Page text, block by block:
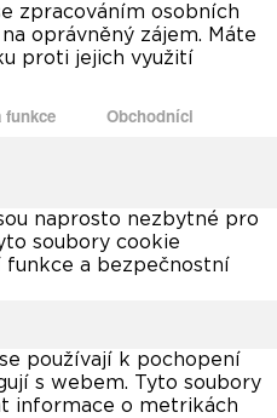
zpracováním osobních
oprávněný zájem. Máte
proti jejich využití
funkce Obchodníci
naprosto nezbytné pro
soubory cookie
funkce a bezpečnostní
používají k pochopení
s webem. Tyto soubory
informace o metrikách